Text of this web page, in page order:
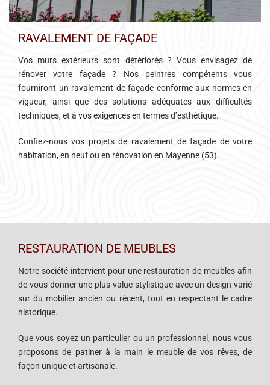
RAVALEMENT DE FAÇADE
Vos murs extérieurs sont détériorés ? Vous envisagez de
rénover votre façade ? Nos peintres compétents vous
fourniront un ravalement de façade conforme aux normes en
vigueur, ainsi que des solutions adéquates aux difficultés
techniques, et à vos exigences en termes d’esthétique.
Confiez-nous vos projets de ravalement de façade de votre
habitation, en neuf ou en rénovation en Mayenne (53).
RESTAURATION DE MEUBLES
Notre société intervient pour une restauration de meubles afin
de vous donner une plus-value stylistique avec un design varié
sur du mobilier ancien ou récent, tout en respectant le cadre
historique.
Que vous soyez un particulier ou un professionnel, nous vous
proposons de patiner à la main le meuble de vos rêves, de
façon unique et artisanale.